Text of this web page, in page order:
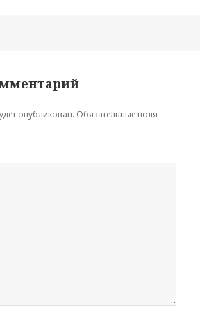
опубликован. Обязательные поля